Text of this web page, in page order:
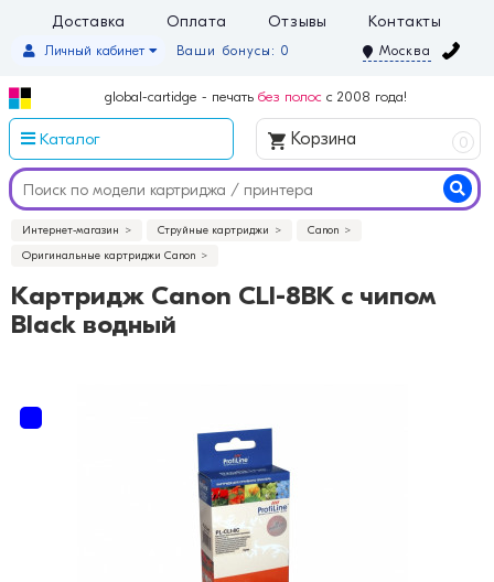
Доставка Оплата Отзывы Контакты
Ваши бонусы: 0
Личный кабинет Москва
global-cartidge - печать без полос с 2008 года!
Каталог Корзина 0
Интернет-магазин Струйные картриджи
Canon
Оригинальные картриджи Canon
Картридж Canon CLI-8BK с чипом
Black водный